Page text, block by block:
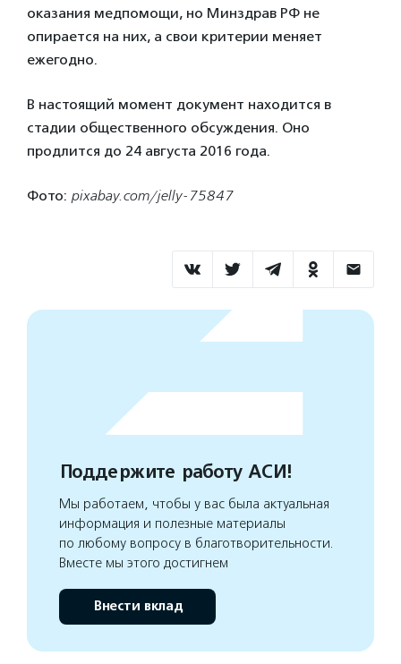
оказания медпомощи, но Минздрав РФ не
опирается на них, а свои критерии меняет
ежегодно.
В настоящий момент документ находится в
стадии общественного обсуждения. Оно
продлится до 24 августа 2016 года.
Фото: pixabay.com/jelly-75847
Поддержите работу АСИ!
Мы работаем, чтобы у вас была актуальная
информация и полезные материалы
по любому вопросу в благотворительности.
Вместе мы этого достигнем
Внести вклад